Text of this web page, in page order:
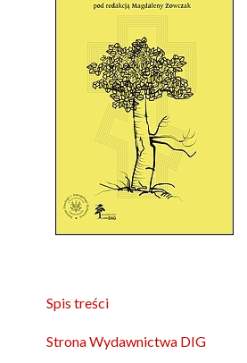
Spis treści
Strona Wydawnictwa DIG